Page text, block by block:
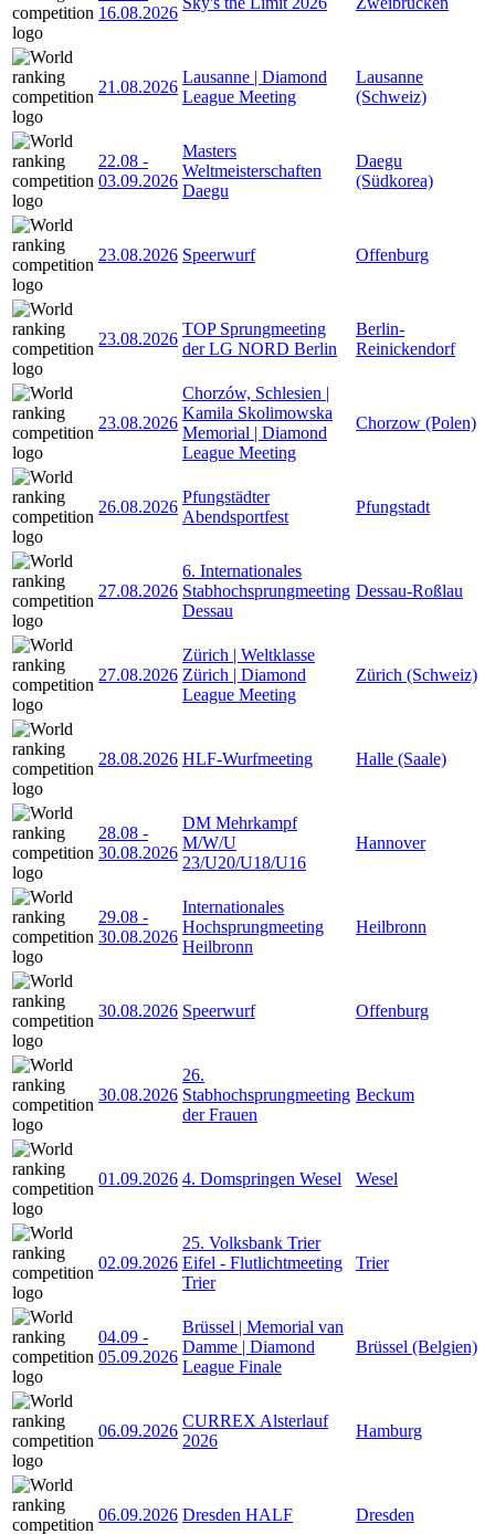
16.08.2026
21.08.2026
Lausanne | Diamond
League Meeting
Lausanne
(Schweiz)
22.08 -
03.09.2026
Masters
Weltmeisterschaften
Daegu
Daegu
(Südkorea)
23.08.2026 Speerwurf Offenburg
23.08.2026
TOP Sprungmeeting
der LG NORD Berlin
Berlin-
Reinickendorf
23.08.2026
Chorzów, Schlesien |
Kamila Skolimowska
Memorial | Diamond
League Meeting
Chorzow (Polen)
26.08.2026
Pfungstädter
Abendsportfest
Pfungstadt
27.08.2026
6. Internationales
Stabhochsprungmeeting
Dessau
Dessau-Roßlau
27.08.2026
Zürich | Weltklasse
Zürich | Diamond
League Meeting
Zürich (Schweiz)
28.08.2026 HLF-Wurfmeeting Halle (Saale)
28.08 -
30.08.2026
DM Mehrkampf
M/W/U
23/U20/U18/U16
Hannover
29.08 -
30.08.2026
Internationales
Hochsprungmeeting
Heilbronn
Heilbronn
30.08.2026 Speerwurf Offenburg
30.08.2026
26.
Stabhochsprungmeeting
der Frauen
Beckum
01.09.2026 4. Domspringen Wesel Wesel
02.09.2026
25. Volksbank Trier
Eifel - Flutlichtmeeting
Trier
Trier
04.09 -
05.09.2026
Brüssel | Memorial van
Damme | Diamond
League Finale
Brüssel (Belgien)
06.09.2026
CURREX Alsterlauf
2026
Hamburg
06.09.2026 Dresden HALF Dresden